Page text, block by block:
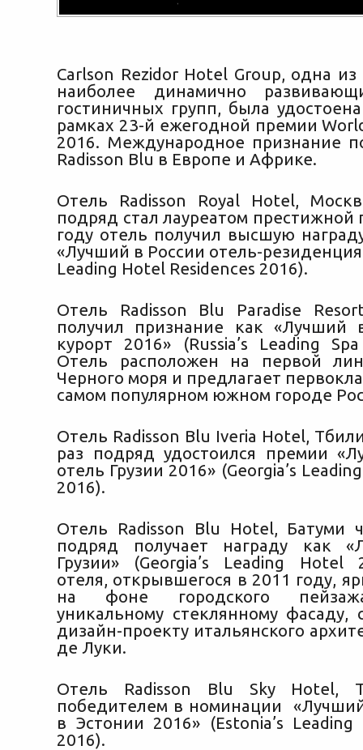
Carlson Rezidor Hotel Group, одна
наиболее динамично
гостиничных групп, была
рамках 23-й ежегодной премии
2016. Международное признание
Radisson Blu в Европе и Африке.
Отель Radisson Royal Hotel,
подряд стал лауреатом престижной
году отель получил высшую
«Лучший в России отель-резиденция
Leading Hotel Residences 2016).
Отель Radisson Blu Paradise
получил признание как «Лучший
курорт 2016» (Russia’s Leading
Отель расположен на первой
Черного моря и предлагает
самом популярном южном городе
Отель Radisson Blu Iveria Hotel,
раз подряд удостоился премии
отель Грузии 2016» (Georgia’s
2016).
Отель Radisson Blu Hotel, Батуми
подряд получает награду как
Грузии» (Georgia’s Leading Hotel
отеля, открывшегося в 2011 году,
на фоне городского
уникальному стеклянному фасаду,
дизайн-проекту итальянского
де Луки.
Отель Radisson Blu Sky Hotel,
победителем в номинации
в Эстонии 2016» (Estonia’s
2016).